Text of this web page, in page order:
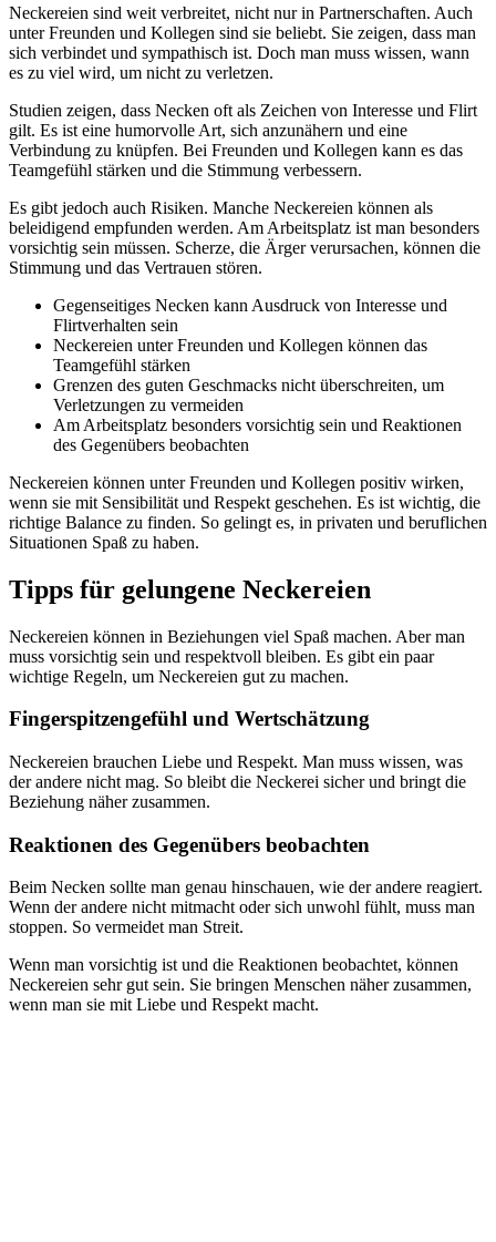
Neckereien sind weit verbreitet, nicht nur in Partnerschaften. Auch
unter Freunden und Kollegen sind sie beliebt. Sie zeigen, dass man
sich verbindet und sympathisch ist. Doch man muss wissen, wann
es zu viel wird, um nicht zu verletzen.
Studien zeigen, dass Necken oft als Zeichen von Interesse und Flirt
gilt. Es ist eine humorvolle Art, sich anzunähern und eine
Verbindung zu knüpfen. Bei Freunden und Kollegen kann es das
Teamgefühl stärken und die Stimmung verbessern.
Es gibt jedoch auch Risiken. Manche Neckereien können als
beleidigend empfunden werden. Am Arbeitsplatz ist man besonders
vorsichtig sein müssen. Scherze, die Ärger verursachen, können die
Stimmung und das Vertrauen stören.
Gegenseitiges Necken kann Ausdruck von Interesse und
Flirtverhalten sein
Neckereien unter Freunden und Kollegen können das
Teamgefühl stärken
Grenzen des guten Geschmacks nicht überschreiten, um
Verletzungen zu vermeiden
Am Arbeitsplatz besonders vorsichtig sein und Reaktionen
des Gegenübers beobachten
Neckereien können unter Freunden und Kollegen positiv wirken,
wenn sie mit Sensibilität und Respekt geschehen. Es ist wichtig, die
richtige Balance zu finden. So gelingt es, in privaten und beruflichen
Situationen Spaß zu haben.
Tipps für gelungene Neckereien
Neckereien können in Beziehungen viel Spaß machen. Aber man
muss vorsichtig sein und respektvoll bleiben. Es gibt ein paar
wichtige Regeln, um Neckereien gut zu machen.
Fingerspitzengefühl und Wertschätzung
Neckereien brauchen Liebe und Respekt. Man muss wissen, was
der andere nicht mag. So bleibt die Neckerei sicher und bringt die
Beziehung näher zusammen.
Reaktionen des Gegenübers beobachten
Beim Necken sollte man genau hinschauen, wie der andere reagiert.
Wenn der andere nicht mitmacht oder sich unwohl fühlt, muss man
stoppen. So vermeidet man Streit.
Wenn man vorsichtig ist und die Reaktionen beobachtet, können
Neckereien sehr gut sein. Sie bringen Menschen näher zusammen,
wenn man sie mit Liebe und Respekt macht.